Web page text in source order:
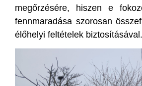
megőrzésére, hiszen e
fennmaradása szorosan
élőhelyi feltételek biztosításával.